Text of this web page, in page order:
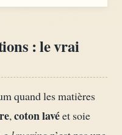
: le vrai
quand les matières
, coton lavéet soie